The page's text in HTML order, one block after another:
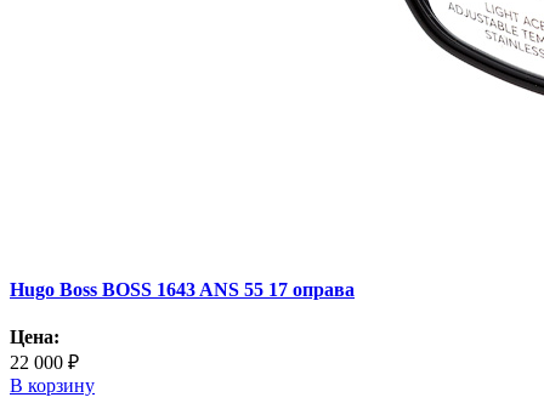
Hugo Boss BOSS 1643 ANS 55 17 оправа
Цена:
22 000 ₽
В корзину